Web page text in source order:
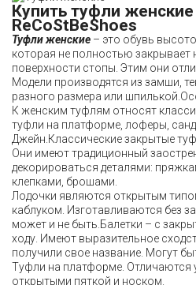
Купить туфли
ReCoStBeShoes
Туфли женские – это обувь
которая не полностью закрывает
поверхности стопы. Этим они
Модели производятся из замши,
разного размера или
К женским туфлям относят
туфли на платформе, лоферы,
Джейн.Классические закрытые
Они имеют традиционный
декорироваться деталями:
клепками, брошами.
Лодочки являются открытым
каблуком. Изготавливаются без
может и не быть.Балетки – с
ходу. Имеют выразительное
получили свое название. Могут
Туфли на платформе. Отличаются
открытыми пяткой и носком.